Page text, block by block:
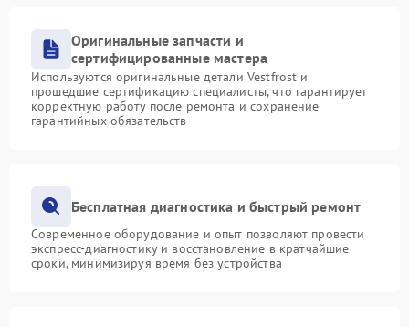
Оригинальные запчасти и
сертифицированные мастера
Используются оригинальные детали Vestfrost и
прошедшие сертификацию специалисты, что гарантирует
корректную работу после ремонта и сохранение
гарантийных обязательств
Бесплатная диагностика и быстрый ремонт
Современное оборудование и опыт позволяют провести
экспресс-диагностику и восстановление в кратчайшие
сроки, минимизируя время без устройства